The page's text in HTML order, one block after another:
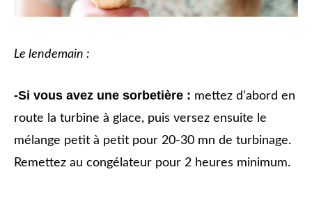
Le lendemain :
-Si vous avez une sorbetière : mettez d’abord en
route la turbine à glace, puis versez ensuite le
mélange petit à petit pour 20-30 mn de turbinage.
Remettez au congélateur pour 2 heures minimum.